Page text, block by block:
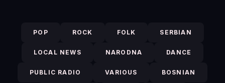
POP ROCK FOLK SERBIAN
LOCAL NEWS NARODNA DANCE
PUBLIC RADIO VARIOUS BOSNIAN